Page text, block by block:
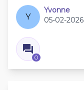
Y
Yvonne
05-02-2026
0